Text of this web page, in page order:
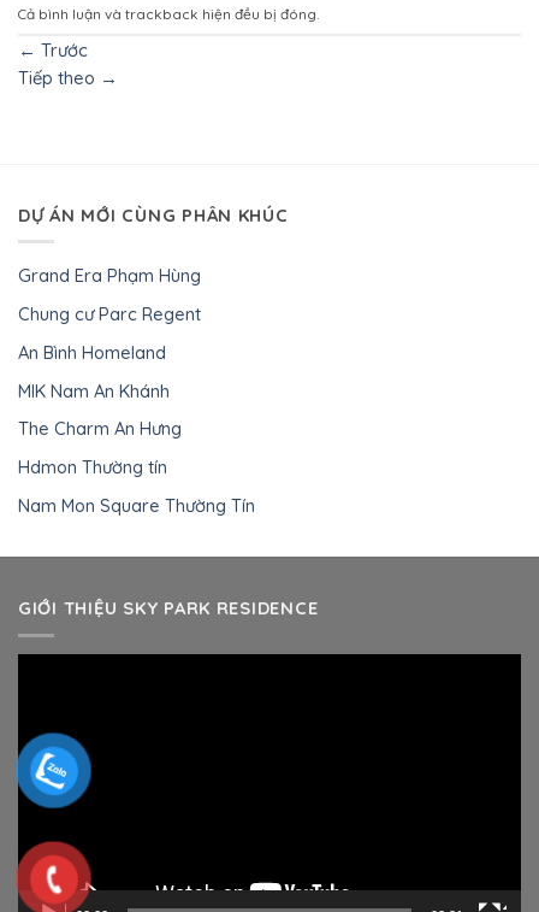
Cả bình luận và trackback hiện đều bị đóng.
← Trước
Tiếp theo →
DỰ ÁN MỚI CÙNG PHÂN KHÚC
Grand Era Phạm Hùng
Chung cư Parc Regent
An Bình Homeland
MIK Nam An Khánh
The Charm An Hưng
Hdmon Thường tín
Nam Mon Square Thường Tín
GIỚI THIỆU SKY PARK RESIDENCE